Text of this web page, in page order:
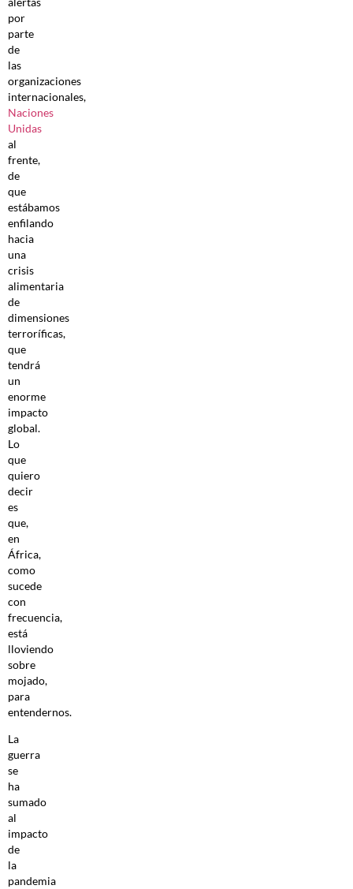
por
parte
de
las
organizaciones
internacionales,
Naciones
Unidas
al
frente,
de
que
estábamos
enfilando
hacia
una
crisis
alimentaria
de
dimensiones
terroríficas,
que
tendrá
un
enorme
impacto
global.
Lo
que
quiero
decir
es
que,
en
África,
como
sucede
con
frecuencia,
está
lloviendo
sobre
mojado,
para
entendernos.
La
guerra
se
ha
sumado
al
impacto
de
la
pandemia